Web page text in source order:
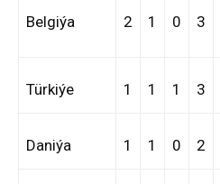
Belgiýa 2 1 0 3
Türkiýe 1 1 1 3
Daniýa 1 1 0 2